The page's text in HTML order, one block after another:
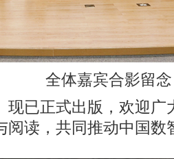
全体嘉宾合影留念
已正式出版，欢迎广
阅读，共同推动中国数